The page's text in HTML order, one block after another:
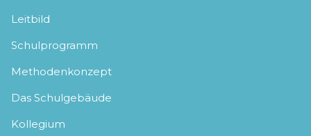
Leitbild
Schulprogramm
Methodenkonzept
Das Schulgebäude
Kollegium